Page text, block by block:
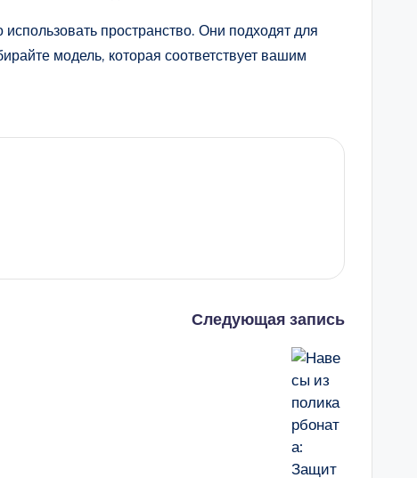
пространство. Они подходят для
модель, которая соответствует вашим
Следующая запись